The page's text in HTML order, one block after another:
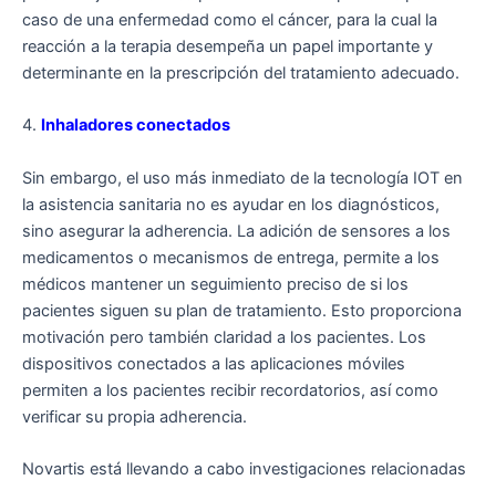
caso de una enfermedad como el cáncer, para la cual la
reacción a la terapia desempeña un papel importante y
determinante en la prescripción del tratamiento adecuado.
4. Inhaladores conectados
Sin embargo, el uso más inmediato de la tecnología IOT en
la asistencia sanitaria no es ayudar en los diagnósticos,
sino asegurar la adherencia. La adición de sensores a los
medicamentos o mecanismos de entrega, permite a los
médicos mantener un seguimiento preciso de si los
pacientes siguen su plan de tratamiento. Esto proporciona
motivación pero también claridad a los pacientes. Los
dispositivos conectados a las aplicaciones móviles
permiten a los pacientes recibir recordatorios, así como
verificar su propia adherencia.
Novartis está llevando a cabo investigaciones relacionadas